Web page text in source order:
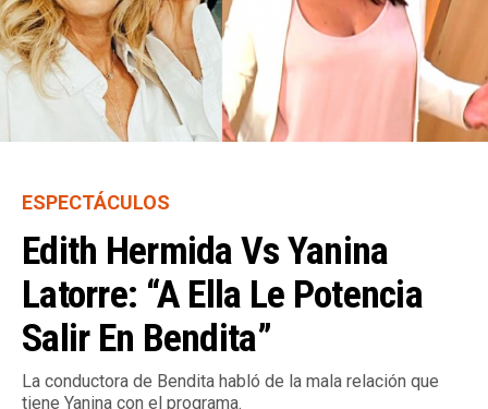
ESPECTÁCULOS
Edith Hermida Vs Yanina
Latorre: “A Ella Le Potencia
Salir En Bendita”
La conductora de Bendita habló de la mala relación que
tiene Yanina con el programa.